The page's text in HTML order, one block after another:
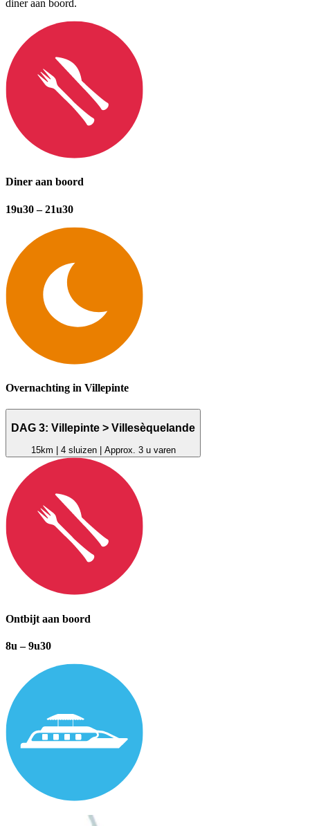
diner aan boord.
Diner aan boord
19u30 – 21u30
Overnachting in Villepinte
DAG 3: Villepinte > Villesèquelande
15km | 4 sluizen | Approx. 3 u varen
Ontbijt aan boord
8u – 9u30